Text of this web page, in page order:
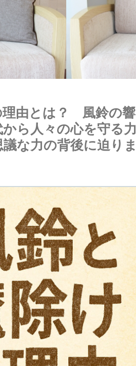
理由とは？ 風鈴の響
ら人々の心を守る力
な力の背後に迫りま